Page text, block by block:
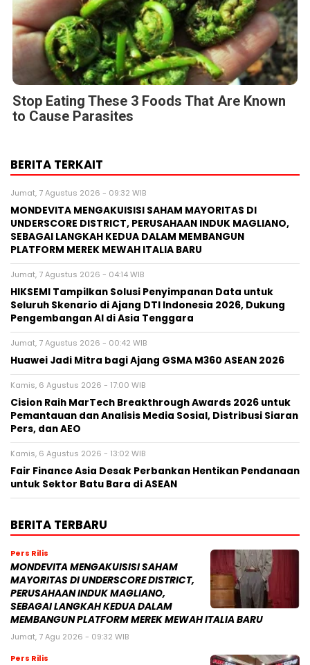
Stop Eating These 3 Foods That Are Known
to Cause Parasites
BERITA TERKAIT
Jumat, 7 Agustus 2026 - 09:32 WIB
MONDEVITA MENGAKUISISI SAHAM MAYORITAS DI
UNDERSCORE DISTRICT, PERUSAHAAN INDUK MAGLIANO,
SEBAGAI LANGKAH KEDUA DALAM MEMBANGUN
PLATFORM MEREK MEWAH ITALIA BARU
Jumat, 7 Agustus 2026 - 04:14 WIB
HIKSEMI Tampilkan Solusi Penyimpanan Data untuk
Seluruh Skenario di Ajang DTI Indonesia 2026, Dukung
Pengembangan AI di Asia Tenggara
Jumat, 7 Agustus 2026 - 00:42 WIB
Huawei Jadi Mitra bagi Ajang GSMA M360 ASEAN 2026
Kamis, 6 Agustus 2026 - 17:00 WIB
Cision Raih MarTech Breakthrough Awards 2026 untuk
Pemantauan dan Analisis Media Sosial, Distribusi Siaran
Pers, dan AEO
Kamis, 6 Agustus 2026 - 13:02 WIB
Fair Finance Asia Desak Perbankan Hentikan Pendanaan
untuk Sektor Batu Bara di ASEAN
BERITA TERBARU
Pers Rilis
MONDEVITA MENGAKUISISI SAHAM
MAYORITAS DI UNDERSCORE DISTRICT,
PERUSAHAAN INDUK MAGLIANO,
SEBAGAI LANGKAH KEDUA DALAM
MEMBANGUN PLATFORM MEREK MEWAH ITALIA BARU
Jumat, 7 Agu 2026 - 09:32 WIB
Pers Rilis